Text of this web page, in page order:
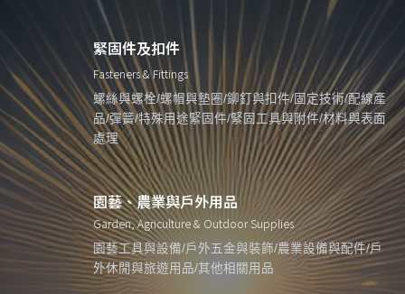
緊固件及扣件
Fasteners & Fittings
螺絲與螺栓/螺帽與墊圈/鉚釘與扣件/固定技術/配線產
品/彈簧/特殊用途緊固件/緊固工具與附件/材料與表面
處理
園藝、農業與戶外用品
Garden, Agriculture & Outdoor Supplies
園藝工具與設備/戶外五金與裝飾/農業設備與配件/戶
外休閒與旅遊用品/其他相關用品